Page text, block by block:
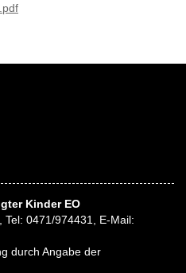
Kinder EO
0471/974431, E-Mail:
durch Angabe der